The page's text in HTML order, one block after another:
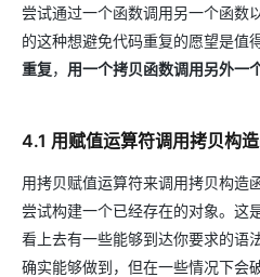
尝试通过一个函数调用另一个函数
的这种想避免代码重复的愿望是值
重复， 用一个拷贝函数调用另外一
4.1 用赋值运算符调用拷贝构造
用拷贝赋值运算符来调用拷贝构造
尝试构建一个已经存在的对象。这
看上去有一些能够到达你要求的语
确实能够做到，但在一些情况下会